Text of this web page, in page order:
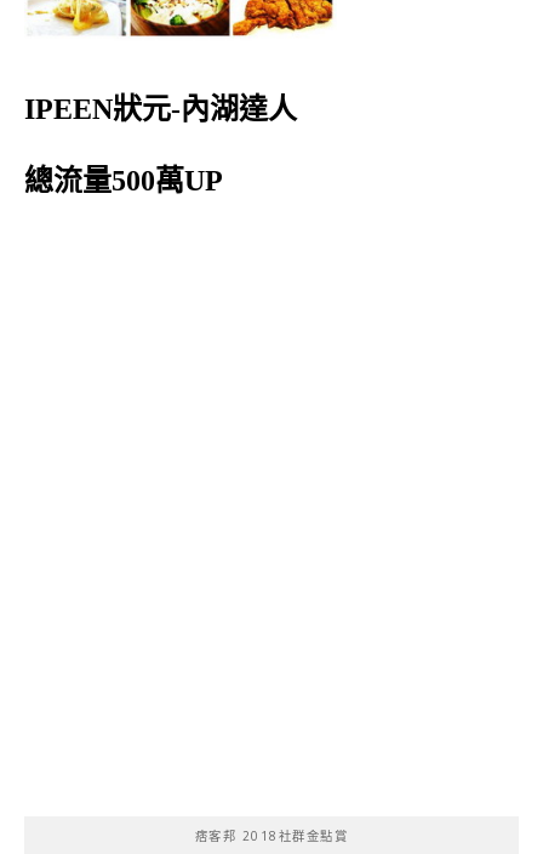
IPEEN狀元-內湖達人
總流量500萬UP
痞客邦 2018社群金點賞